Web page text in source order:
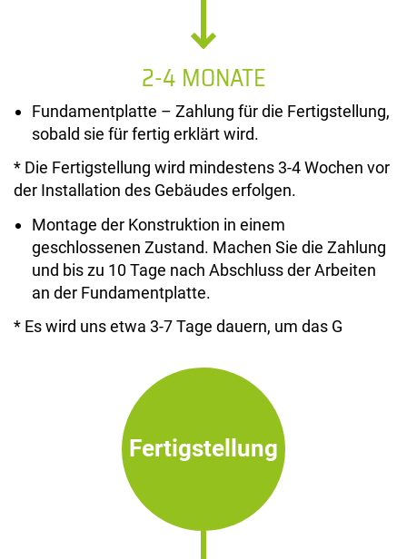
2-4 MONATE
Fundamentplatte – Zahlung für die Fertigstellung,
sobald sie für fertig erklärt wird.
* Die Fertigstellung wird mindestens 3-4 Wochen vor
der Installation des Gebäudes erfolgen.
Montage der Konstruktion in einem
geschlossenen Zustand. Machen Sie die Zahlung
und bis zu 10 Tage nach Abschluss der Arbeiten
an der Fundamentplatte.
* Es wird uns etwa 3-7 Tage dauern, um das G
Fertigstellung